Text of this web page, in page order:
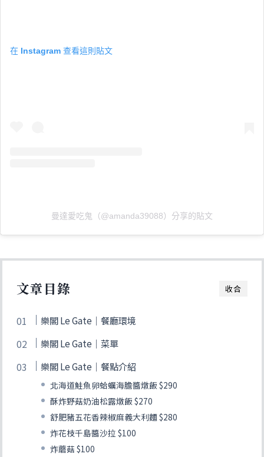
在 Instagram 查看這則貼文
曼達愛吃鬼（@amanda39088）分享的貼文
收合
文章目錄
樂閣 Le Gate｜餐廳環境
樂閣 Le Gate｜菜單
樂閣 Le Gate｜餐點介紹
北海道鮭魚卵蛤蠣海膽醬燉飯 $290
酥炸野菇奶油松露燉飯 $270
舒肥豬五花香辣椒麻義大利麵 $280
炸花枝千島醬沙拉 $100
炸蘑菇 $100